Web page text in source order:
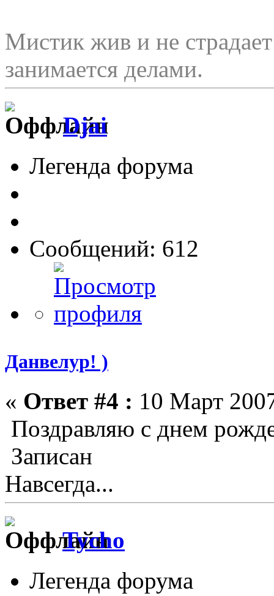
Мистик жив и не
занимается делами.
Djai
Легенда форума
Сообщений: 612
Данвелур! )
« Ответ #4 : 10 Март
Поздравляю с днем
Записан
Навсегда...
Tycho
Легенда форума